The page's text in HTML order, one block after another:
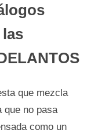
las
que mezcla
que no pasa
como un